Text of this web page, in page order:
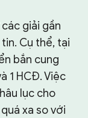
giải gần
Cụ thể, tại
bắn cung
1 HCĐ. Việc
lục cho
xa so với